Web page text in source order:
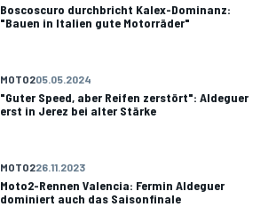
Boscoscuro durchbricht Kalex-Dominanz:
"Bauen in Italien gute Motorräder"
MOTO205.05.2024
"Guter Speed, aber Reifen zerstört": Aldeguer
erst in Jerez bei alter Stärke
MOTO226.11.2023
Moto2-Rennen Valencia: Fermin Aldeguer
dominiert auch das Saisonfinale